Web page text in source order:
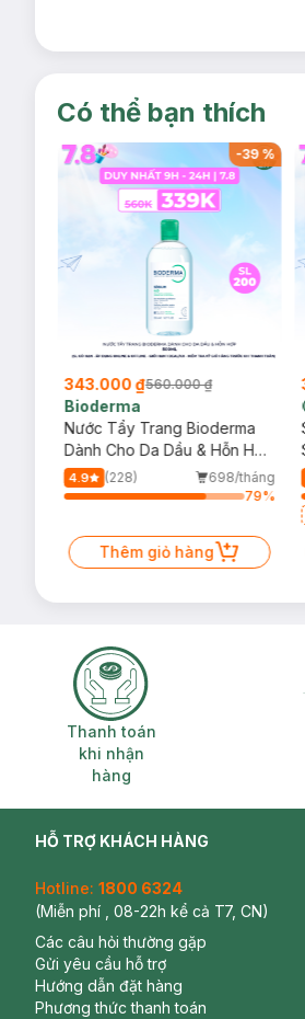
Có thể bạn thích
-39%
343.000 ₫560.000 ₫
Bioderma
Nước Tẩy Trang Bioderma
Dành Cho Da Dầu & Hỗn Hợp
500ml
4.9 (228)
698/tháng
79%
Thêm giỏ hàng
Thanh toán khi nhận
Thanh toán
khi nhận
hàng
HỖ TRỢ KHÁCH HÀNG
Hotline: 1800 6324
(Miễn phí , 08-22h kể cả T7, CN)
Các câu hỏi thường gặp
Gửi yêu cầu hỗ trợ
Hướng dẫn đặt hàng
Phương thức thanh toán